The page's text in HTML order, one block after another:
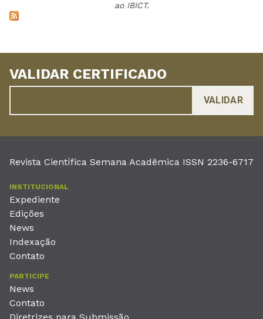
ao IBICT.
VALIDAR CERTIFICADO
Revista Científica Semana Acadêmica ISSN 2236-6717
INSTITUCIONAL
Expediente
Edições
News
Indexação
Contato
PARTICIPE
News
Contato